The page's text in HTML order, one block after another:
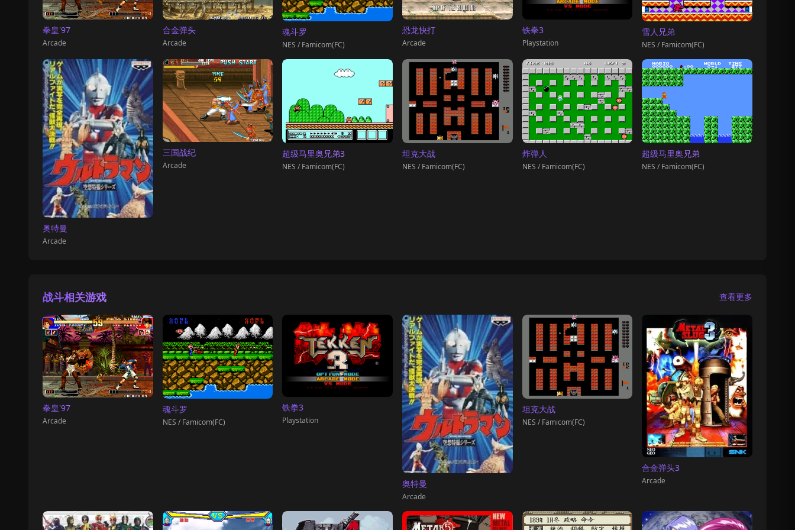
拳皇'97
Arcade
合金弹头
Arcade
魂斗罗
NES / Famicom(FC)
恐龙快打
Arcade
铁拳3
Playstation
雪人兄弟
NES / Famicom(FC)
奥特曼
Arcade
三国战纪
Arcade
超级马里奥兄弟3
NES / Famicom(FC)
坦克大战
NES / Famicom(FC)
炸弹人
NES / Famicom(FC)
超级马里奥兄弟
NES / Famicom(FC)
战斗相关游戏 查看更多
拳皇'97
Arcade
魂斗罗
NES / Famicom(FC)
铁拳3
Playstation
奥特曼
Arcade
坦克大战
NES / Famicom(FC)
合金弹头3
Arcade